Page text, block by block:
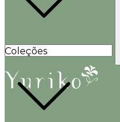
Coleções